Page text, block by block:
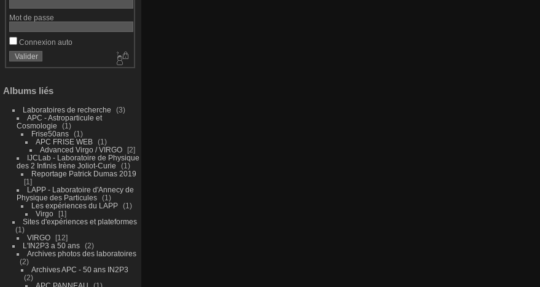
Mot de passe
Connexion auto
Albums liés
Laboratoires de recherche
3
APC - Astroparticule et
Cosmologie
1
Frise50ans
1
APC FRISE WEB
1
Advanced Virgo / VIRGO
2
IJCLab - Laboratoire de Physique
des 2 Infinis Irène Joliot-Curie
1
Reportage Patrick Dumas 2019
1
LAPP - Laboratoire d'Annecy de
Physique des Particules
1
Les expériences du LAPP
1
Virgo
1
Sites d'expériences et plateformes
1
VIRGO
12
L'IN2P3 a 50 ans
2
Archives photos des laboratoires
2
Archives APC - 50 ans IN2P3
2
APC PANNEAU
1